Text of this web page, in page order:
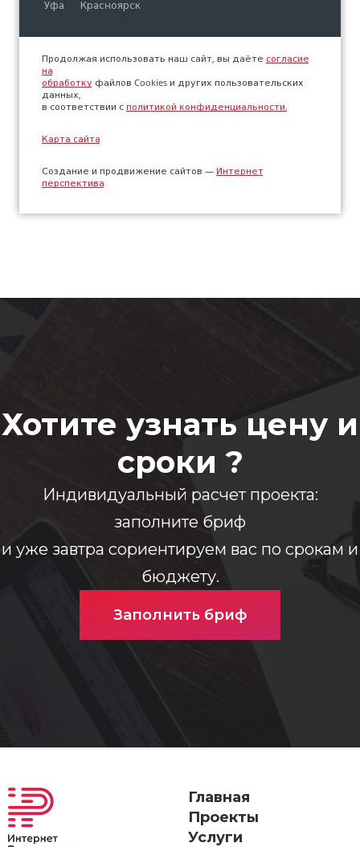
Хотите узнать цену и
сроки ?
Индивидуальный расчет проекта:
заполните бриф
и уже завтра сориентируем вас по срокам и
бюджету.
Заполнить бриф
Главная
Проекты
Услуги